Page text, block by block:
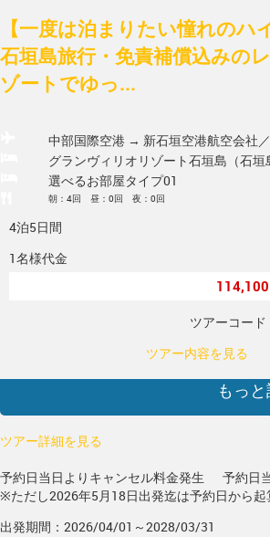
【一度は泊まりたい憧れの
石垣島旅行・免責補償込みの
ゾートでゆっ...
中部国際空港 → 新石垣空港航空会社
グランヴィリオリゾート石垣島（石垣
選べるお部屋タイプ01
朝：4回 昼：0回 夜：0回
4泊5日間
1名様代金
ツアーコード
ツアー内容を見る
もっ
ツアー詳細を見る
予約日当日よりキャンセル料金発生
予約日
※ただし2026年5月18日出発迄は予約日から
出発期間：2026/04/01～2028/03/31